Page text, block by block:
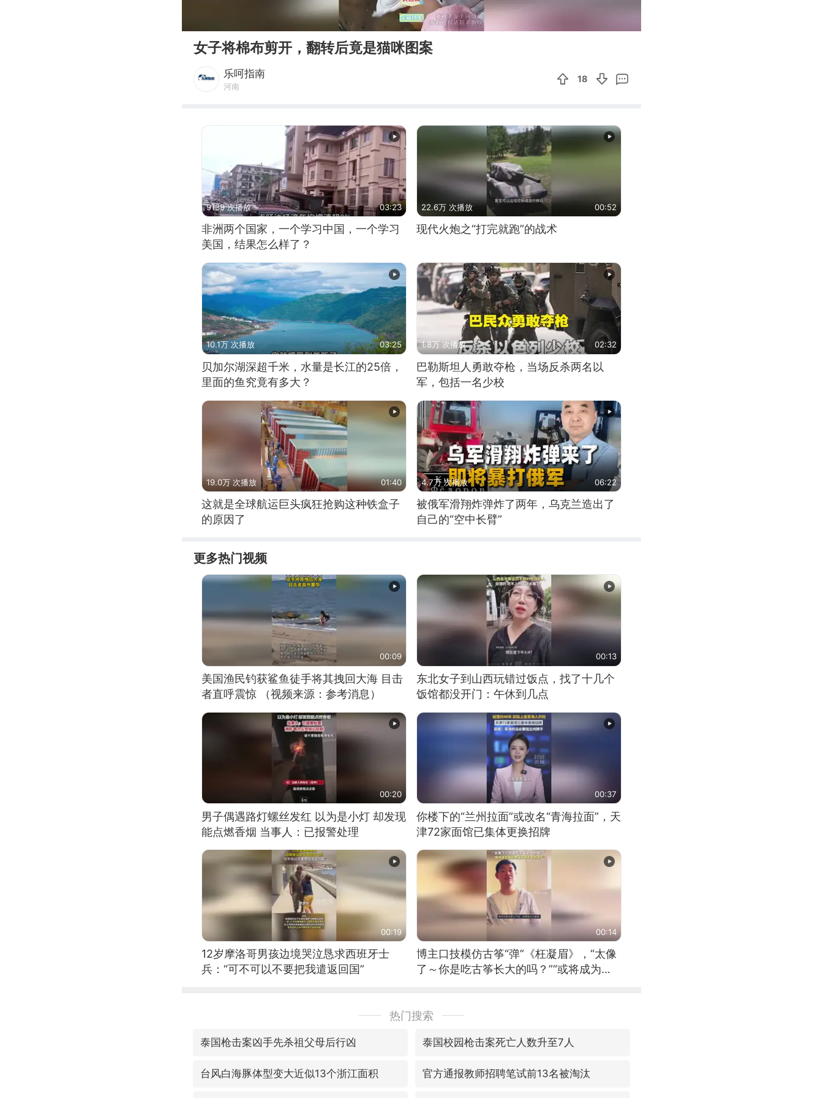
女子将棉布剪开，翻转后竟是猫咪图案
乐呵指南
河南
18
9139 次播放 03:23
非洲两个国家，一个学习中国，一个学习
美国，结果怎么样了？
22.6万 次播放 00:52
现代火炮之“打完就跑”的战术
10.1万 次播放 03:25
贝加尔湖深超千米，水量是长江的25倍，
里面的鱼究竟有多大？
1.8万 次播放 02:32
巴勒斯坦人勇敢夺枪，当场反杀两名以
军，包括一名少校
19.0万 次播放 01:40
这就是全球航运巨头疯狂抢购这种铁盒子
的原因了
4.7万 次播放 06:22
被俄军滑翔炸弹炸了两年，乌克兰造出了
自己的“空中长臂”
更多热门视频
00:09
美国渔民钓获鲨鱼徒手将其拽回大海 目击
者直呼震惊 （视频来源：参考消息）
00:13
东北女子到山西玩错过饭点，找了十几个
饭馆都没开门：午休到几点
00:20
男子偶遇路灯螺丝发红 以为是小灯 却发现
能点燃香烟 当事人：已报警处理
00:37
你楼下的“兰州拉面”或改名“青海拉面”，天
津72家面馆已集体更换招牌
00:19
12岁摩洛哥男孩边境哭泣恳求西班牙士
兵：“可不可以不要把我遣返回国”
00:14
博主口技模仿古筝“弹”《枉凝眉》，“太像
了～你是吃古筝长大的吗？”“或将成为首
热门搜索
泰国枪击案凶手先杀祖父母后行凶 泰国校园枪击案死亡人数升至7人
台风白海豚体型变大近似13个浙江面积 官方通报教师招聘笔试前13名被淘汰